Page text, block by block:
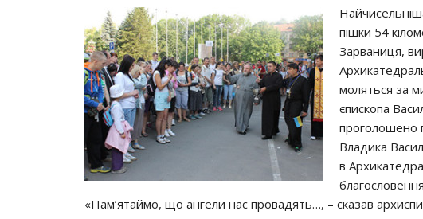
пішки 54
Зарваниця,
моляться за
єпископа
проголошено
Владика
в
«Пам’ятаймо, що ангели нас провадять…, – сказав